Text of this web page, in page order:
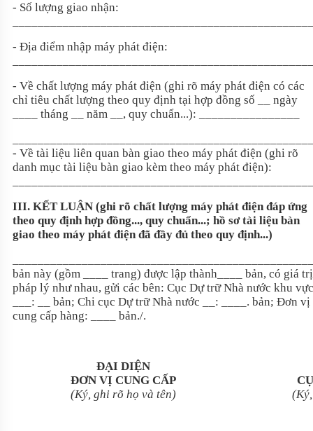
- Số lượng giao nhận:
- Địa điểm nhập máy phát điện:
- Về chất lượng máy phát điện (ghi rõ máy phát điện có các
chỉ tiêu chất lượng theo quy định tại hợp đồng số __ ngày
____ tháng __ năm __, quy chuẩn...): ________________
- Về tài liệu liên quan bàn giao theo máy phát điện (ghi rõ
danh mục tài liệu bàn giao kèm theo máy phát điện):
III. KẾT LUẬN (ghi rõ chất lượng máy phát điện đáp ứng
theo quy định hợp đồng..., quy chuẩn...; hồ sơ tài liệu bàn
giao theo máy phát điện đã đầy đủ theo quy định...)
bản này (gồm ____ trang) được lập thành____ bản, có giá trị
pháp lý như nhau, gửi các bên: Cục Dự trữ Nhà nước khu vực
___: __ bản; Chi cục Dự trữ Nhà nước __: ____. bản; Đơn vị
cung cấp hàng: ____ bản./.
ĐẠI DIỆN
ĐƠN VỊ CUNG CẤP
(Ký, ghi rõ họ và tên)
(Ký,